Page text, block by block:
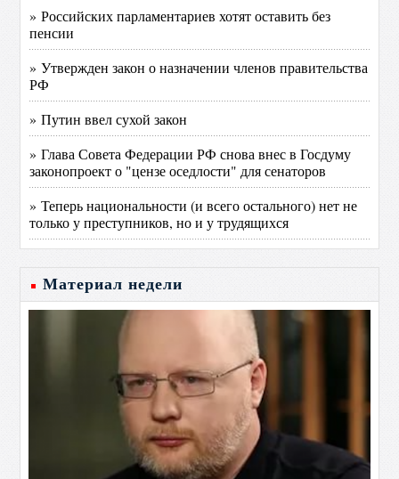
» Российских парламентариев хотят оставить без
пенсии
» Утвержден закон о назначении членов правительства
РФ
» Путин ввел сухой закон
» Глава Совета Федерации РФ снова внес в Госдуму
законопроект о "цензе оседлости" для сенаторов
» Теперь национальности (и всего остального) нет не
только у преступников, но и у трудящихся
Материал недели